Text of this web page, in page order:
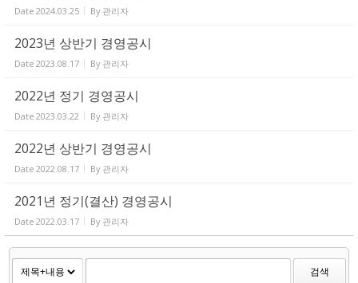
Date 2024.03.25 By 관리자
2023년 상반기 경영공시
Date 2023.08.17 By 관리자
2022년 정기 경영공시
Date 2023.03.22 By 관리자
2022년 상반기 경영공시
Date 2022.08.17 By 관리자
2021년 정기(결산) 경영공시
Date 2022.03.17 By 관리자
검색